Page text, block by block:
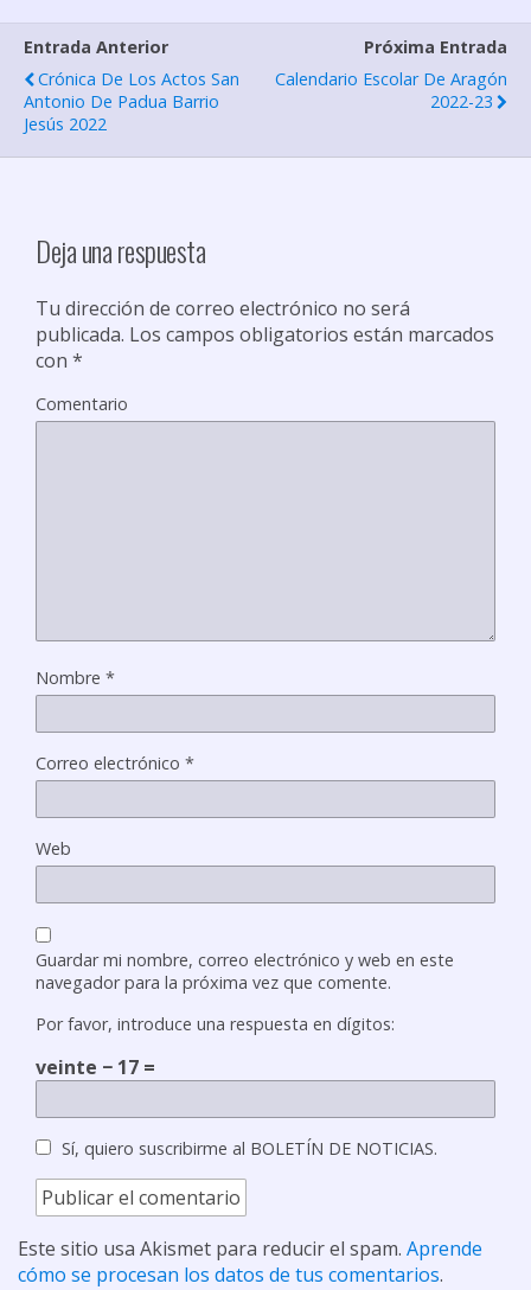
a
Entrada Anterior
Crónica De Los Actos San
Antonio De Padua Barrio
Jesús 2022
Próxima Entrada
Calendario Escolar De Aragón
2022-23
Deja una respuesta
Tu dirección de correo electrónico no será
publicada. Los campos obligatorios están marcados
con *
Comentario
Nombre *
Correo electrónico *
Web
Guardar mi nombre, correo electrónico y web en este
navegador para la próxima vez que comente.
Por favor, introduce una respuesta en dígitos:
veinte − 17 =
Sí, quiero suscribirme al BOLETÍN DE NOTICIAS.
Este sitio usa Akismet para reducir el spam. Aprende
cómo se procesan los datos de tus comentarios.